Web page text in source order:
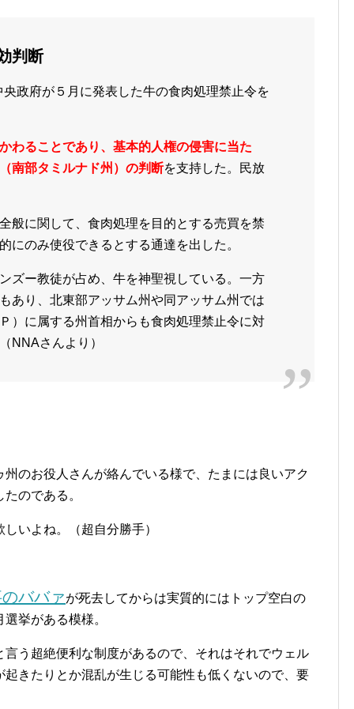
判断
政府が５月に発表した牛の食肉処理禁止令を
わることであり、基本的人権の侵害に当た
南部タミルナド州）の判断を支持した。民放
般に関して、食肉処理を目的とする売買を禁
にのみ使役できるとする通達を出した。
ズー教徒が占め、牛を神聖視している。一方
あり、北東部アッサム州や同アッサム州では
）に属する州首相からも食肉処理禁止令に対
NNAさんより）
のお役人さんが絡んでいる様で、たまには良いアク
のである。
いよね。（超自分勝手）
ババァが死去してからは実質的にはトップ空白の
挙がある模様。
う超絶便利な制度があるので、それはそれでウェル
きたりとか混乱が生じる可能性も低くないので、要